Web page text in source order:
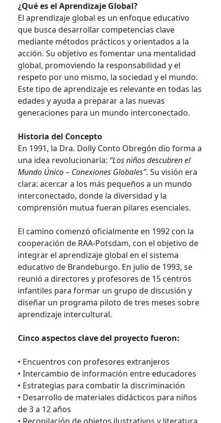
¿Qué es el Aprendizaje Global?
El aprendizaje global es un enfoque educativo
que busca desarrollar competencias clave
mediante métodos prácticos y orientados a la
acción. Su objetivo es fomentar una mentalidad
global, promoviendo la responsabilidad y el
respeto por uno mismo, la sociedad y el mundo.
Este tipo de aprendizaje es relevante en todas las
edades y ayuda a preparar a las nuevas
generaciones para un mundo interconectado.
Historia del Concepto
En 1991, la Dra. Dolly Conto Obregón dio forma a
una idea revolucionaria: “Los niños descubren el
Mundo Único – Conexiones Globales”. Su visión era
clara: acercar a los más pequeños a un mundo
interconectado, donde la diversidad y la
comprensión mutua fueran pilares esenciales.
El camino comenzó oficialmente en 1992 con la
cooperación de RAA-Potsdam, con el objetivo de
integrar el aprendizaje global en el sistema
educativo de Brandeburgo. En julio de 1993, se
reunió a directores y profesores de 15 centros
infantiles para formar un grupo de discusión y
diseñar un programa piloto de tres meses sobre
aprendizaje intercultural.
Cinco aspectos clave del proyecto fueron:
• Encuentros con profesores extranjeros
• Intercambio de información entre educadores
• Estrategias para combatir la discriminación
• Desarrollo de materiales didácticos para niños
de 3 a 12 años